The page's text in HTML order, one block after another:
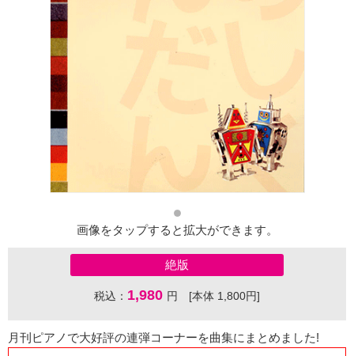
画像をタップすると拡大ができます。
絶版
税込： 1,980 円 [本体 1,800円]
月刊ピアノで大好評の連弾コーナーを曲集にまとめました!